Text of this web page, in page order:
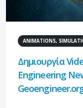
ANIMATIONS,
Δημιουργία
Engineering